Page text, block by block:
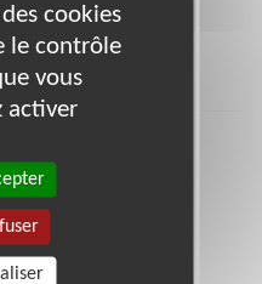
0620613575
cookies
le contrôle
vous
activer